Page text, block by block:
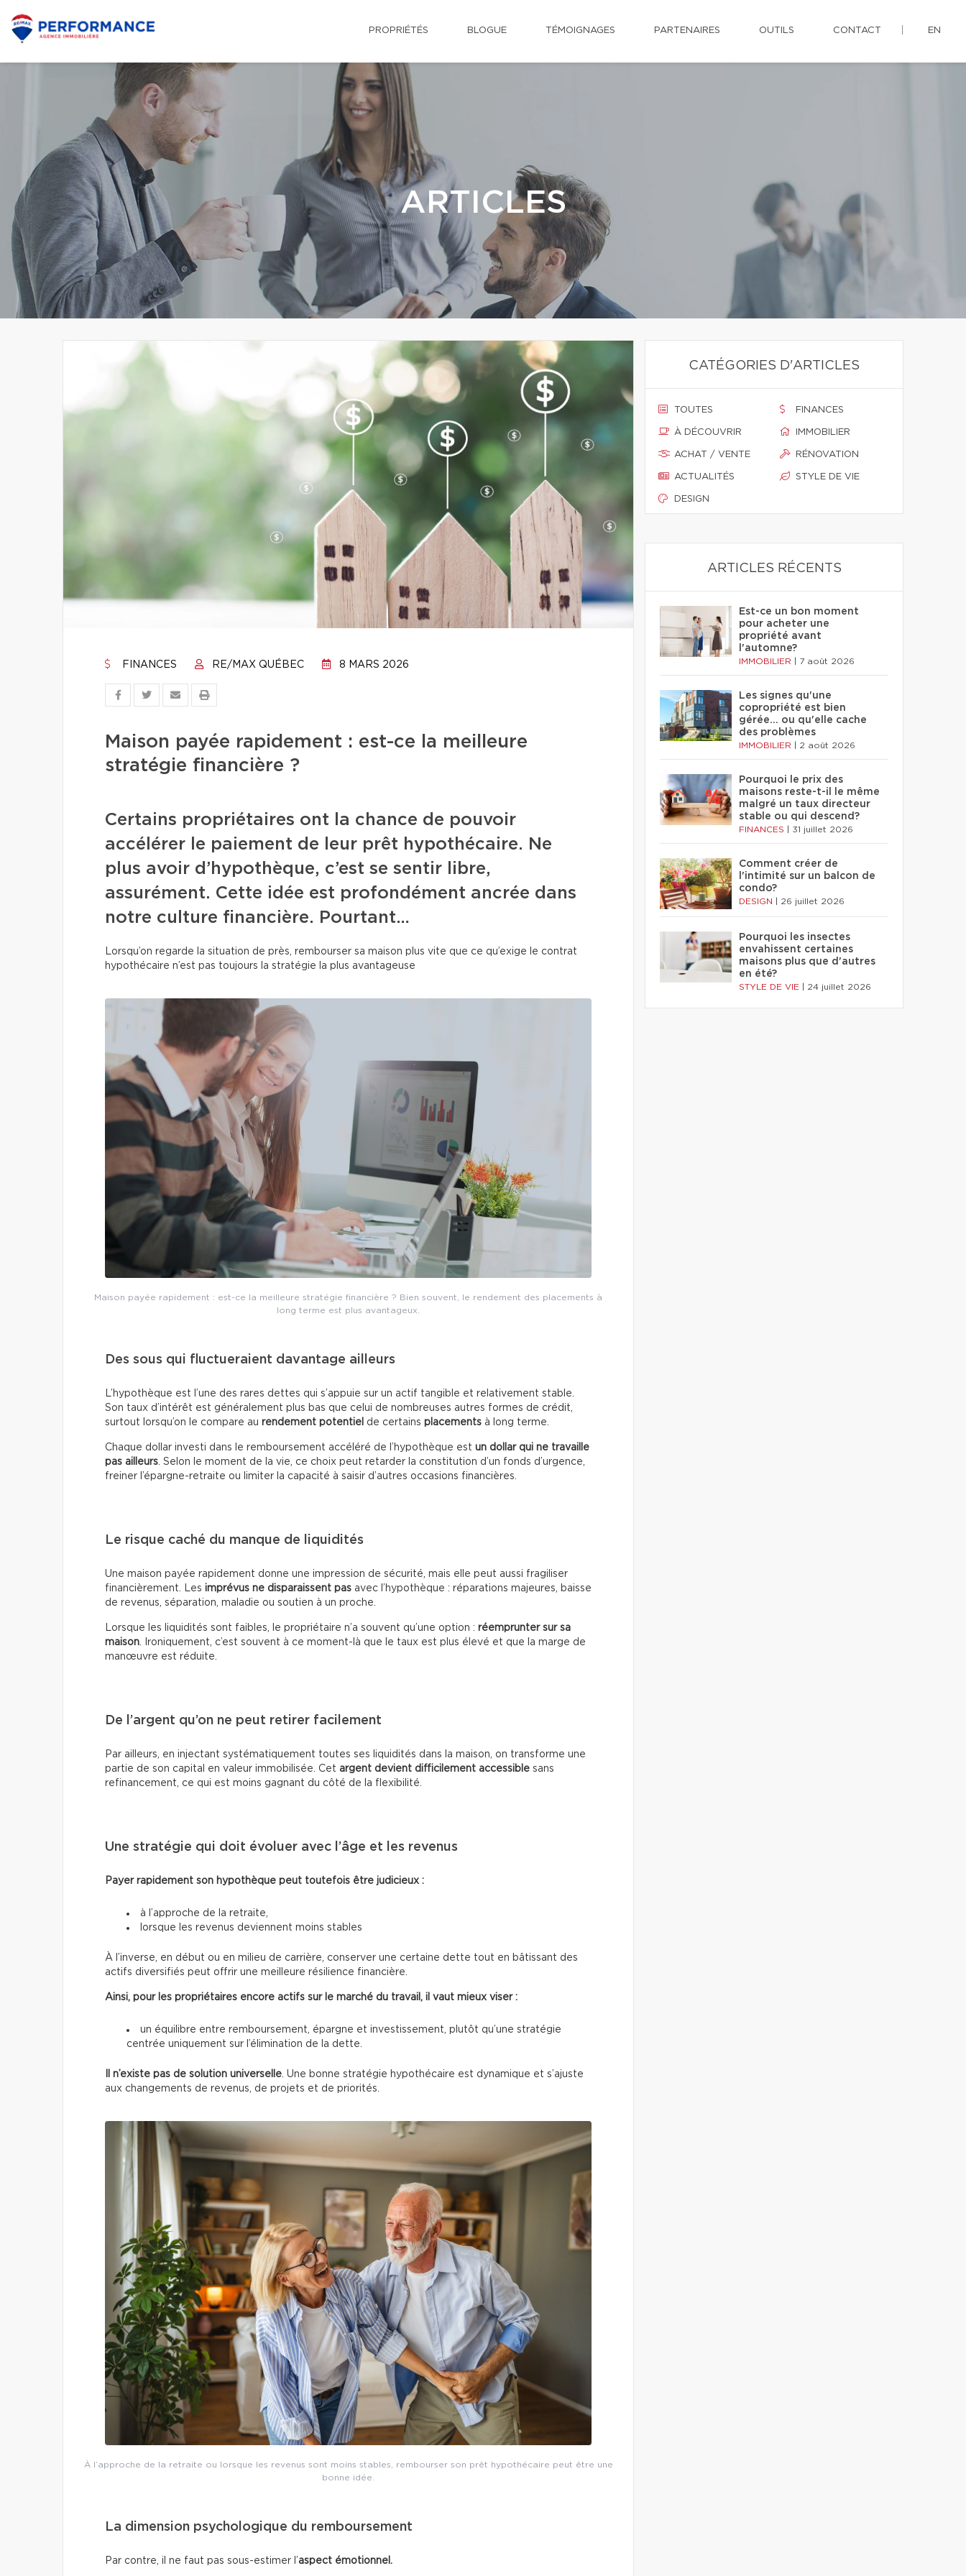
PROPRIÉTÉS BLOGUE TÉMOIGNAGES PARTENAIRES OUTILS CONTACT EN
ARTICLES
FINANCES RE/MAX QUÉBEC 8 MARS 2026
Maison payée rapidement : est-ce la meilleure
stratégie financière ?
Certains propriétaires ont la chance de pouvoir
accélérer le paiement de leur prêt hypothécaire. Ne
plus avoir d’hypothèque, c’est se sentir libre,
assurément. Cette idée est profondément ancrée dans
notre culture financière. Pourtant…
Lorsqu’on regarde la situation de près, rembourser sa maison plus vite que ce qu’exige le contrat
hypothécaire n’est pas toujours la stratégie la plus avantageuse
Maison payée rapidement : est-ce la meilleure stratégie financière ? Bien souvent, le rendement des placements à
long terme est plus avantageux.
Des sous qui fluctueraient davantage ailleurs
L’hypothèque est l’une des rares dettes qui s’appuie sur un actif tangible et relativement stable.
Son taux d’intérêt est généralement plus bas que celui de nombreuses autres formes de crédit,
surtout lorsqu’on le compare au rendement potentiel de certains placements à long terme.
Chaque dollar investi dans le remboursement accéléré de l’hypothèque est un dollar qui ne travaille
pas ailleurs . Selon le moment de la vie, ce choix peut retarder la constitution d’un fonds d’urgence,
freiner l’épargne-retraite ou limiter la capacité à saisir d’autres occasions financières.
Le risque caché du manque de liquidités
Une maison payée rapidement donne une impression de sécurité, mais elle peut aussi fragiliser
financièrement. Les imprévus ne disparaissent pas avec l’hypothèque : réparations majeures, baisse
de revenus, séparation, maladie ou soutien à un proche.
Lorsque les liquidités sont faibles, le propriétaire n’a souvent qu’une option : réemprunter sur sa
maison . Ironiquement, c’est souvent à ce moment-là que le taux est plus élevé et que la marge de
manœuvre est réduite.
De l’argent qu’on ne peut retirer facilement
Par ailleurs, en injectant systématiquement toutes ses liquidités dans la maison, on transforme une
partie de son capital en valeur immobilisée. Cet argent devient difficilement accessible sans
refinancement, ce qui est moins gagnant du côté de la flexibilité.
Une stratégie qui doit évoluer avec l’âge et les revenus
Payer rapidement son hypothèque peut toutefois être judicieux :
à l’approche de la retraite,
lorsque les revenus deviennent moins stables
À l’inverse, en début ou en milieu de carrière, conserver une certaine dette tout en bâtissant des
actifs diversifiés peut offrir une meilleure résilience financière.
Ainsi, pour les propriétaires encore actifs sur le marché du travail, il vaut mieux viser :
un équilibre entre remboursement, épargne et investissement, plutôt qu’une stratégie
centrée uniquement sur l’élimination de la dette.
Il n’existe pas de solution universelle . Une bonne stratégie hypothécaire est dynamique et s’ajuste
aux changements de revenus, de projets et de priorités.
À l’approche de la retraite ou lorsque les revenus sont moins stables, rembourser son prêt hypothécaire peut être une
bonne idée.
La dimension psychologique du remboursement
Par contre, il ne faut pas sous-estimer l’aspect émotionnel.
CATÉGORIES D'ARTICLES
TOUTES
À DÉCOUVRIR
ACHAT / VENTE
ACTUALITÉS
DESIGN
FINANCES
IMMOBILIER
RÉNOVATION
STYLE DE VIE
ARTICLES RÉCENTS
Est-ce un bon moment
pour acheter une
propriété avant
l'automne?
IMMOBILIER 7 août 2026
Les signes qu'une
copropriété est bien
gérée… ou qu'elle cache
des problèmes
IMMOBILIER 2 août 2026
Pourquoi le prix des
maisons reste-t-il le même
malgré un taux directeur
stable ou qui descend?
FINANCES 31 juillet 2026
Comment créer de
l'intimité sur un balcon de
condo?
DESIGN 26 juillet 2026
Pourquoi les insectes
envahissent certaines
maisons plus que d'autres
en été?
STYLE DE VIE 24 juillet 2026